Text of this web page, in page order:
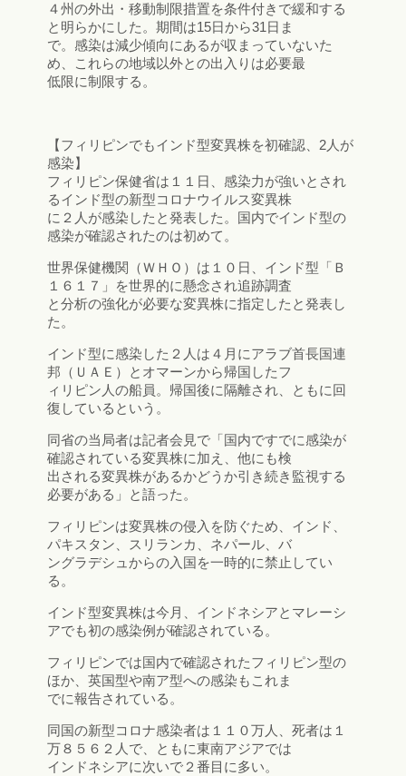
４州の外出・移動制限措置を条件付きで緩和する
と明らかにした。期間は15日から31日ま
で。感染は減少傾向にあるが収まっていないた
め、これらの地域以外との出入りは必要最
低限に制限する。
【フィリピンでもインド型変異株を初確認、2人が
感染】
フィリピン保健省は１１日、感染力が強いとされ
るインド型の新型コロナウイルス変異株
に２人が感染したと発表した。国内でインド型の
感染が確認されたのは初めて。
世界保健機関（ＷＨＯ）は１０日、インド型「Ｂ
１６１７」を世界的に懸念され追跡調査
と分析の強化が必要な変異株に指定したと発表し
た。
インド型に感染した２人は４月にアラブ首長国連
邦（ＵＡＥ）とオマーンから帰国したフ
ィリピン人の船員。帰国後に隔離され、ともに回
復しているという。
同省の当局者は記者会見で「国内ですでに感染が
確認されている変異株に加え、他にも検
出される変異株があるかどうか引き続き監視する
必要がある」と語った。
フィリピンは変異株の侵入を防ぐため、インド、
パキスタン、スリランカ、ネパール、バ
ングラデシュからの入国を一時的に禁止してい
る。
インド型変異株は今月、インドネシアとマレーシ
アでも初の感染例が確認されている。
フィリピンでは国内で確認されたフィリピン型の
ほか、英国型や南ア型への感染もこれま
でに報告されている。
同国の新型コロナ感染者は１１０万人、死者は１
万８５６２人で、ともに東南アジアでは
インドネシアに次いで２番目に多い。